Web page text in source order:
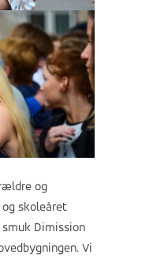
og
skoleåret
Dimission
Vi